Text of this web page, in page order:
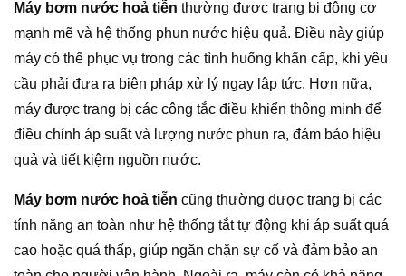
Máy bơm nước hoả tiễn thường được trang bị động cơ
mạnh mẽ và hệ thống phun nước hiệu quả. Điều này giúp
máy có thể phục vụ trong các tình huống khẩn cấp, khi yêu
cầu phải đưa ra biện pháp xử lý ngay lập tức. Hơn nữa,
máy được trang bị các công tắc điều khiển thông minh để
điều chỉnh áp suất và lượng nước phun ra, đảm bảo hiệu
quả và tiết kiệm nguồn nước.
Máy bơm nước hoả tiễn cũng thường được trang bị các
tính năng an toàn như hệ thống tắt tự động khi áp suất quá
cao hoặc quá thấp, giúp ngăn chặn sự cố và đảm bảo an